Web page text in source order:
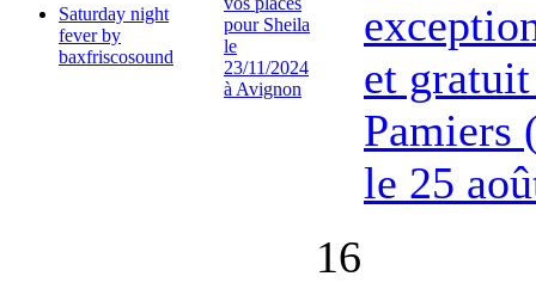
Saturday night
fever by
baxfriscosound
pour Sheila
le
23/11/2024
à Avignon
et
Pamiers
le 25
16